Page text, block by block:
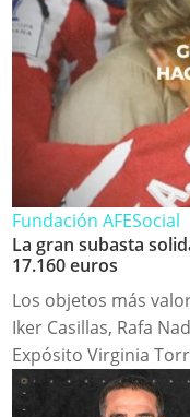
Fundación AFESocial
La gran subasta
17.160 euros
Los objetos más
Iker Casillas, Rafa
Expósito Virginia